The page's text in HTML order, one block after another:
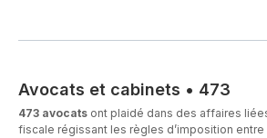
Avocats et cabinets • 473
473 avocats ont plaidé dans des affaires
fiscale régissant les règles d’imposition entre